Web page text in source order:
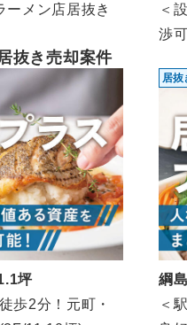
ーメン店居抜き
＜
渉
抜き売却案件
坪
歩2分！元町・
居抜
綱
＜